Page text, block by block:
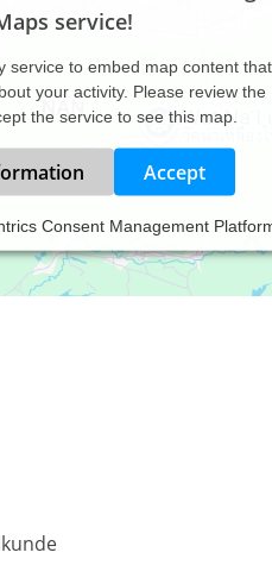
service!
service to embed map content that
your activity. Please review the
the service to see this map.
Accept
Consent Management
und Chinesischer